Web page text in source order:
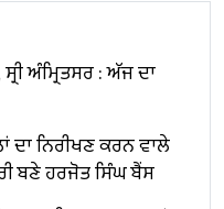
ਅੰਮ੍ਰਿਤਸਰ : ਅੱਜ ਦਾ
ਦਾ ਨਿਰੀਖਣ ਕਰਨ ਵਾਲੇ
ਬਣੇ ਹਰਜੋਤ ਸਿੰਘ ਬੈਂਸ